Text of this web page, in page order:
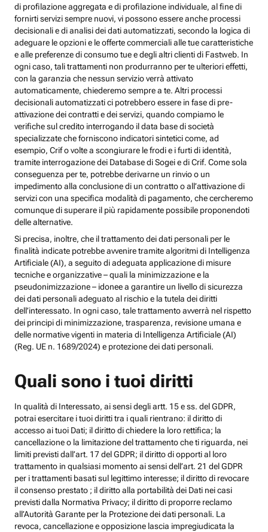
di profilazione aggregata e di profilazione individuale, al fine di
fornirti servizi sempre nuovi, vi possono essere anche processi
decisionali e di analisi dei dati automatizzati, secondo la logica di
adeguare le opzioni e le offerte commerciali alle tue caratteristiche
e alle preferenze di consumo tue e degli altri clienti di Fastweb. In
ogni caso, tali trattamenti non produrranno per te ulteriori effetti,
con la garanzia che nessun servizio verrà attivato
automaticamente, chiederemo sempre a te. Altri processi
decisionali automatizzati ci potrebbero essere in fase di pre-
attivazione dei contratti e dei servizi, quando compiamo le
verifiche sul credito interrogando il data base di società
specializzate che forniscono indicatori sintetici come, ad
esempio, Crif o volte a scongiurare le frodi e i furti di identità,
tramite interrogazione dei Database di Sogei e di Crif. Come sola
conseguenza per te, potrebbe derivarne un rinvio o un
impedimento alla conclusione di un contratto o all’attivazione di
servizi con una specifica modalità di pagamento, che cercheremo
comunque di superare il più rapidamente possibile proponendoti
delle alternative.
Si precisa, inoltre, che il trattamento dei dati personali per le
finalità indicate potrebbe avvenire tramite algoritmi di Intelligenza
Artificiale (AI), a seguito di adeguata applicazione di misure
tecniche e organizzative – quali la minimizzazione e la
pseudonimizzazione – idonee a garantire un livello di sicurezza
dei dati personali adeguato al rischio e la tutela dei diritti
dell’interessato. In ogni caso, tale trattamento avverrà nel rispetto
dei principi di minimizzazione, trasparenza, revisione umana e
delle normative vigenti in materia di Intelligenza Artificiale (AI)
(Reg. UE n. 1689/2024) e protezione dei dati personali.
Quali sono i tuoi diritti
In qualità di Interessato, ai sensi degli artt. 15 e ss. del GDPR,
potrai esercitare i tuoi diritti tra i quali rientrano: il diritto di
accesso ai tuoi Dati; il diritto di chiedere la loro rettifica; la
cancellazione o la limitazione del trattamento che ti riguarda, nei
limiti previsti dall’art. 17 del GDPR; il diritto di opporti al loro
trattamento in qualsiasi momento ai sensi dell’art. 21 del GDPR
per i trattamenti basati sul legittimo interesse; il diritto di revocare
il consenso prestato ; il diritto alla portabilità dei Dati nei casi
previsti dalla Normativa Privacy; il diritto di proporre reclamo
all’Autorità Garante per la Protezione dei dati personali. La
revoca, cancellazione e opposizione lascia impregiudicata la